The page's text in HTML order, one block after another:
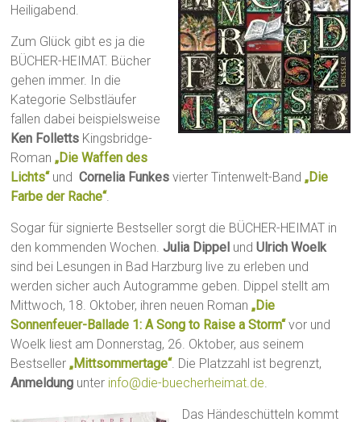
Heiligabend.
Zum Glück gibt es ja die
BÜCHER-HEIMAT. Bücher
gehen immer. In die
Kategorie Selbstläufer
fallen dabei beispielsweise
Ken Folletts Kingsbridge-
Roman„Die Waffen des
Lichts“ undCornelia Funkes vierter Tintenwelt-Band„Die
Farbe der Rache“.
Sogar für signierte Bestseller sorgt die BÜCHER-HEIMAT in
den kommenden Wochen.Julia Dippel undUlrich Woelk
sind bei Lesungen in Bad Harzburg live zu erleben und
werden sicher auch Autogramme geben. Dippel stellt am
Mittwoch, 18. Oktober, ihren neuen Roman„Die
Sonnenfeuer-Ballade 1: A Song to Raise a Storm“ vor und
Woelk liest am Donnerstag, 26. Oktober, aus seinem
Bestseller„Mittsommertage“. Die Platzzahl ist begrenzt,
Anmeldung unter info@die-buecherheimat.de.
Das Händeschütteln kommt